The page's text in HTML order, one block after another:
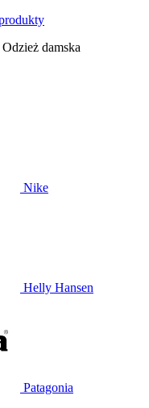
Odzież damska
Nike
Helly Hansen
Patagonia